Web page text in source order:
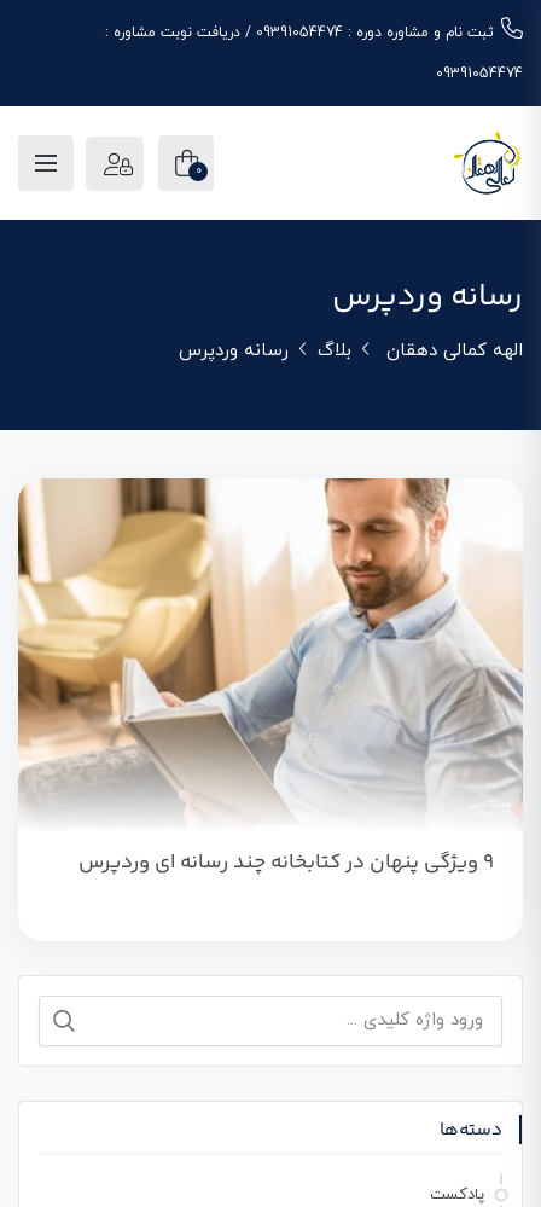
ثبت نام و مشاوره دوره : 09391054474 / دریافت نوبت مشاوره :
09391054474
0
رسانه وردپرس
الهه کمالی دهقان بلاگ رسانه وردپرس
۹ ویژگی پنهان در کتابخانه چند رسانه ای وردپرس
جستجو
برای:
دسته‌ها
پادکست